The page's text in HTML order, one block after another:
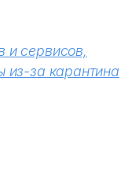
и сервисов,
из-за карантина